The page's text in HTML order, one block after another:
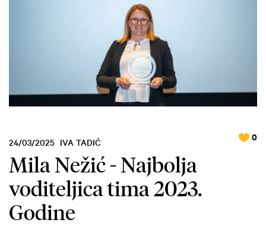
24/03/2025 IVA TADIĆ
Mila Nežić - Najbolja
voditeljica tima 2023.
Godine
0